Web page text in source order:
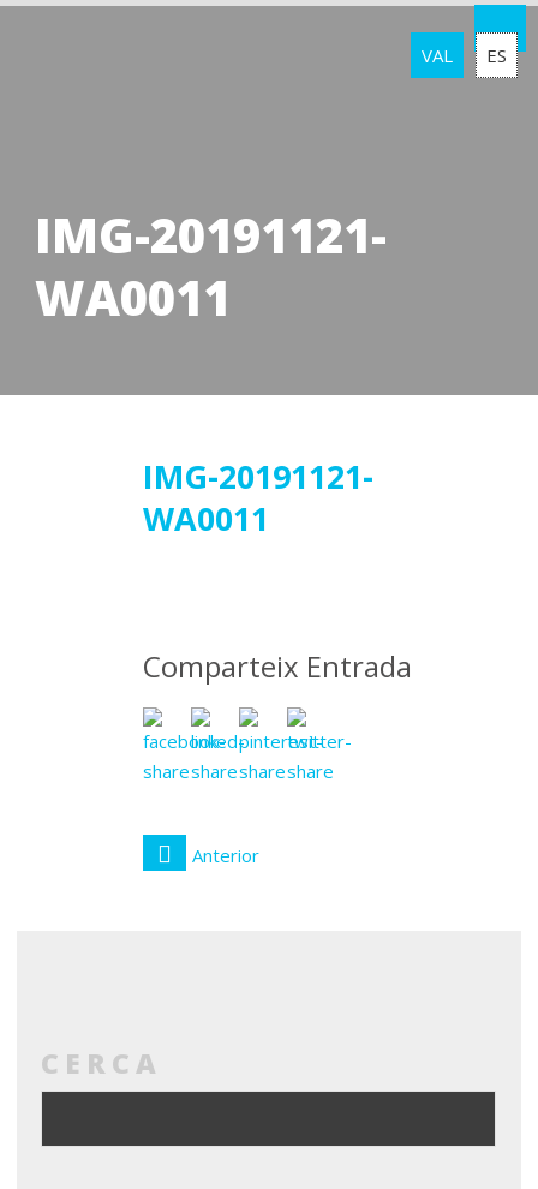
VAL ES
IMG-20191121-
WA0011
IMG-20191121-
WA0011
Comparteix Entrada
Anterior
CERCA